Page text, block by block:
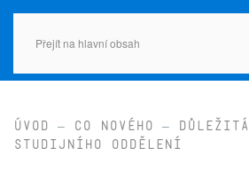
Přejít na hlavní obsah
Úvod Co nového
studijního oddělení